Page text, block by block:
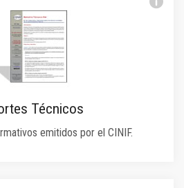
Técnicos
emitidos por el CINIF.